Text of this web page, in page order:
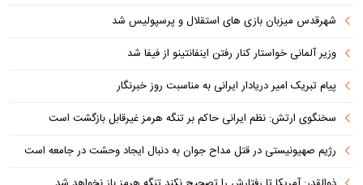
شهرقدس میزبان بازی های استقلال و پرسپولیس شد
وزیر آلمانی خواستار کنار رفتن اینفانتینو از فیفا شد
پیام تبریک امیر دریادار ایرانی به مناسبت روز خبرنگار
سخنگوی ارتش: نظم ایرانی حاکم بر تنگه هرمز غیرقابل بازگشت است
رژیم صهیونیستی در قتل مداح جوان به دنبال ایجاد وحشت در جامعه است